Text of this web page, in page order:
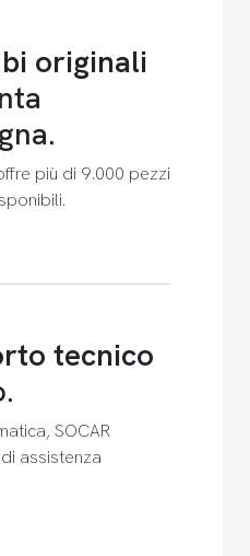
originali
più di 9.000 pezzi
tecnico
SOCAR
assistenza